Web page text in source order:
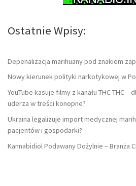
Ostatnie Wpisy:
Depenalizacja marihuany pod znakiem
Nowy kierunek polityki narkotykowej w
YouTube kasuje filmy z kanału THC-THC
uderza w treści konopne?
Ukraina legalizuje import medycznej
pacjentów i gospodarki?
Kannabidiol Podawany Dożylnie – Branża